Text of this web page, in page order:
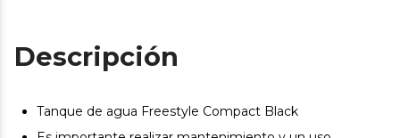
Descripción
Tanque de agua Freestyle Compact Black